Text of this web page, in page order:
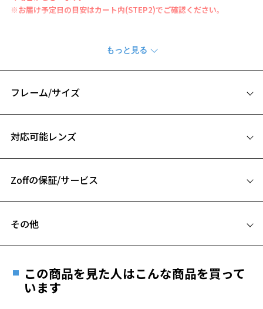
お気に入り
お気に入りに追加済です。
※お届け予定日の目安はカート内(STEP2)でご確認ください。
フロント、テンプルにバネ性と耐久性に優れた日本製チタンを使用
レンズはタウンユースにぴったりなライトカラーもラインナップ。
※柄や色味の出方に個体差があり、画像と異なる場合がございます。
※度付きにした場合、レンズ色、機能が変更となります。
後、レンズオプションでカラーをお選びください。
品名：サングラス
テンプルの材質：チタン(塗装)
可視光線透過率：16%
紫外線透過率：0.1%以下 (紫外線カット率：99.9%以上)
フレーム/サイズ
B ブリッジ(鼻部分)の横幅：23mm
対応可能レンズ
フレームとレンズの合計料金を知りたい方へ
Zoffの保証/サービス
安心1 フレーム１年間品質保証
その他
ご希望のお客さまは、「レンズ交換券」をお選びのうえ、
最寄りのZoff実店舗にてレンズをお買い求めください。
※サングラスやパッケージ品では「レンズ交換券」はお選び
この商品を見た人はこんな商品を買って
います